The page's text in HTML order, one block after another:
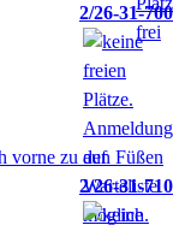
2/26-31-700
2/26-31-710